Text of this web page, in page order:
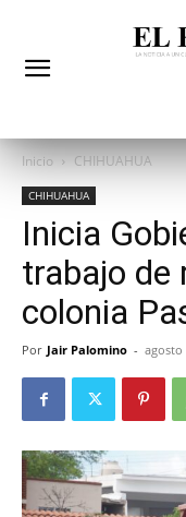
Inicio CHIHUAHUA
CHIHUAHUA
Inicia
trabajo de
colonia
Por Jair Palomino - agosto